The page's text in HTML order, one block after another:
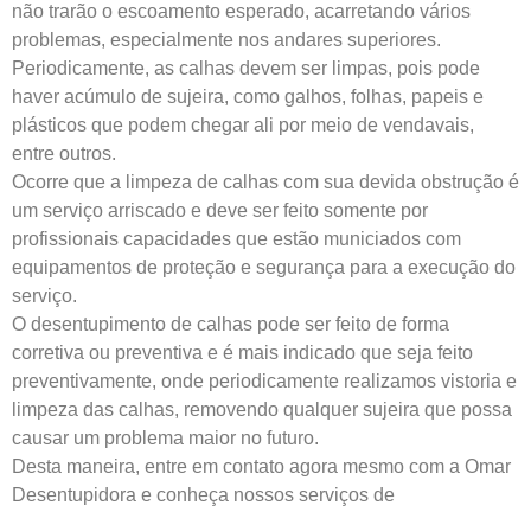
não trarão o escoamento esperado, acarretando vários
problemas, especialmente nos andares superiores.
Periodicamente, as calhas devem ser limpas, pois pode
haver acúmulo de sujeira, como galhos, folhas, papeis e
plásticos que podem chegar ali por meio de vendavais,
entre outros.
Ocorre que a limpeza de calhas com sua devida obstrução é
um serviço arriscado e deve ser feito somente por
profissionais capacidades que estão municiados com
equipamentos de proteção e segurança para a execução do
serviço.
O desentupimento de calhas pode ser feito de forma
corretiva ou preventiva e é mais indicado que seja feito
preventivamente, onde periodicamente realizamos vistoria e
limpeza das calhas, removendo qualquer sujeira que possa
causar um problema maior no futuro.
Desta maneira, entre em contato agora mesmo com a Omar
Desentupidora e conheça nossos serviços de